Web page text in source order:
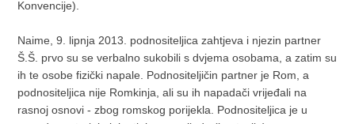
Konvencije).
Naime, 9. lipnja 2013. podnositeljica zahtjeva i njezin partner
Š.Š. prvo su se verbalno sukobili s dvjema osobama, a zatim su
ih te osobe fizički napale. Podnositeljičin partner je Rom, a
podnositeljica nije Romkinja, ali su ih napadači vrijeđali na
rasnoj osnovi - zbog romskog porijekla. Podnositeljica je u